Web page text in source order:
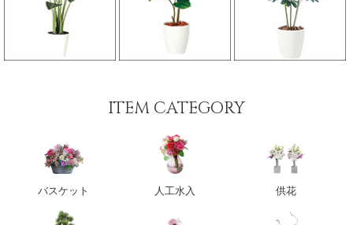
ITEM CATEGORY
バスケット 人工水入 供花